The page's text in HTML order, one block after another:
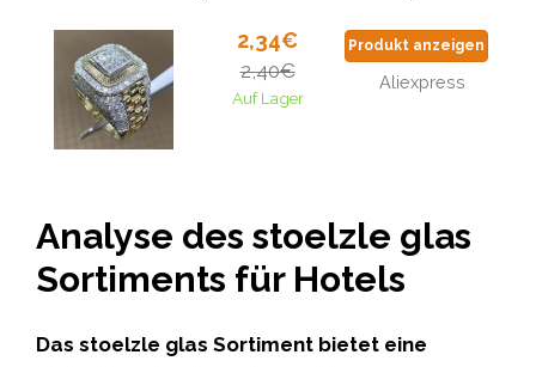
2,34€
2,40€
Auf Lager
Produkt anzeigen
Aliexpress
Analyse des stoelzle glas
Sortiments für Hotels
Das stoelzle glas Sortiment bietet eine